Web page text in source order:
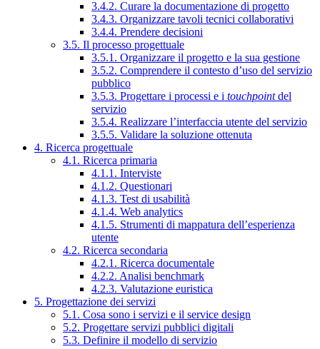
3.4.2. Curare la documentazione di progetto
3.4.3. Organizzare tavoli tecnici collaborativi
3.4.4. Prendere decisioni
3.5. Il processo progettuale
3.5.1. Organizzare il progetto e la sua gestione
3.5.2. Comprendere il contesto d’uso del servizio
pubblico
3.5.3. Progettare i processi e i touchpointdel
servizio
3.5.4. Realizzare l’interfaccia utente del servizio
3.5.5. Validare la soluzione ottenuta
4. Ricerca progettuale
4.1. Ricerca primaria
4.1.1. Interviste
4.1.2. Questionari
4.1.3. Test di usabilità
4.1.4. Web analytics
4.1.5. Strumenti di mappatura dell’esperienza
utente
4.2. Ricerca secondaria
4.2.1. Ricerca documentale
4.2.2. Analisi benchmark
4.2.3. Valutazione euristica
5. Progettazione dei servizi
5.1. Cosa sono i servizi e il service design
5.2. Progettare servizi pubblici digitali
5.3. Definire il modello di servizio